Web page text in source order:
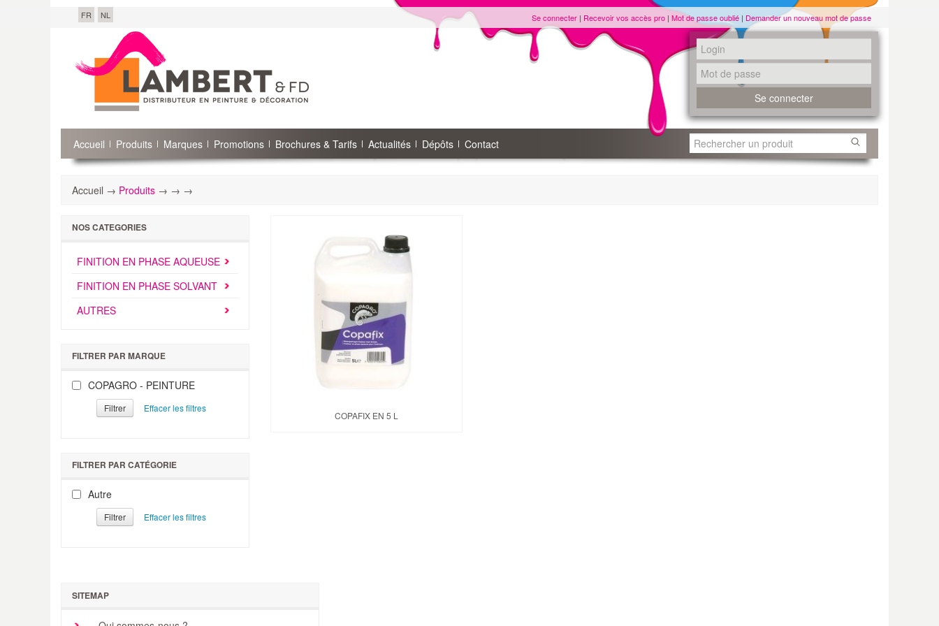
FR NL Se connecter | Recevoir vos accès pro | Mot de passe oublié | Demander un nouveau mot de passe
Accueil Produits Marques Promotions Brochures & Tarifs Actualités Dépôts Contact
Accueil → Produits → → →
NOS CATEGORIES
FINITION EN PHASE AQUEUSE
FINITION EN PHASE SOLVANT
AUTRES
FILTRER PAR MARQUE
COPAGRO - PEINTURE
Filtrer
FILTRER PAR CATÉGORIE
Autre
Filtrer
COPAFIX EN 5 L
SITEMAP